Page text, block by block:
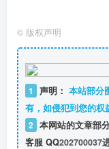
© 版权声明
1 声明： 本站部分
有，如侵犯到您的权
2 本网站的文章部
客服 QQ202700037